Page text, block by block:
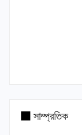
সাম্প্রতিক